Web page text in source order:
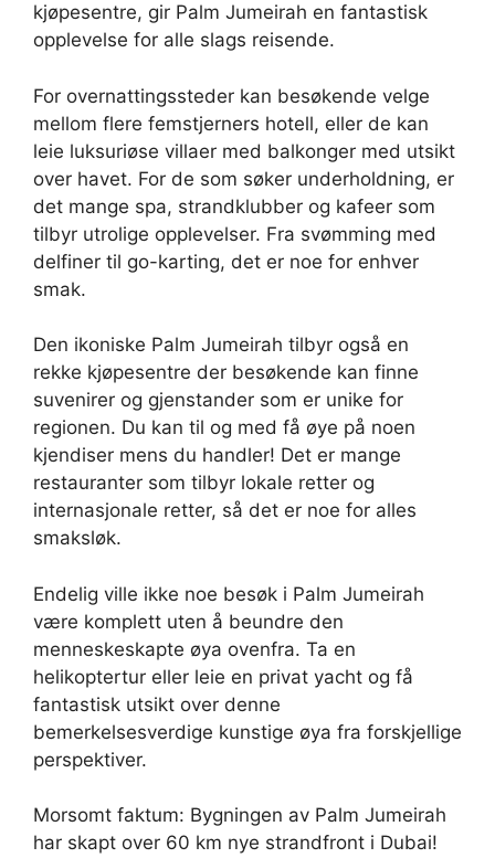
kjøpesentre, gir Palm Jumeirah en fantastisk
opplevelse for alle slags reisende.
For overnattingssteder kan besøkende velge
mellom flere femstjerners hotell, eller de kan
leie luksuriøse villaer med balkonger med utsikt
over havet. For de som søker underholdning, er
det mange spa, strandklubber og kafeer som
tilbyr utrolige opplevelser. Fra svømming med
delfiner til go-karting, det er noe for enhver
smak.
Den ikoniske Palm Jumeirah tilbyr også en
rekke kjøpesentre der besøkende kan finne
suvenirer og gjenstander som er unike for
regionen. Du kan til og med få øye på noen
kjendiser mens du handler! Det er mange
restauranter som tilbyr lokale retter og
internasjonale retter, så det er noe for alles
smaksløk.
Endelig ville ikke noe besøk i Palm Jumeirah
være komplett uten å beundre den
menneskeskapte øya ovenfra. Ta en
helikoptertur eller leie en privat yacht og få
fantastisk utsikt over denne
bemerkelsesverdige kunstige øya fra forskjellige
perspektiver.
Morsomt faktum: Bygningen av Palm Jumeirah
har skapt over 60 km nye strandfront i Dubai!